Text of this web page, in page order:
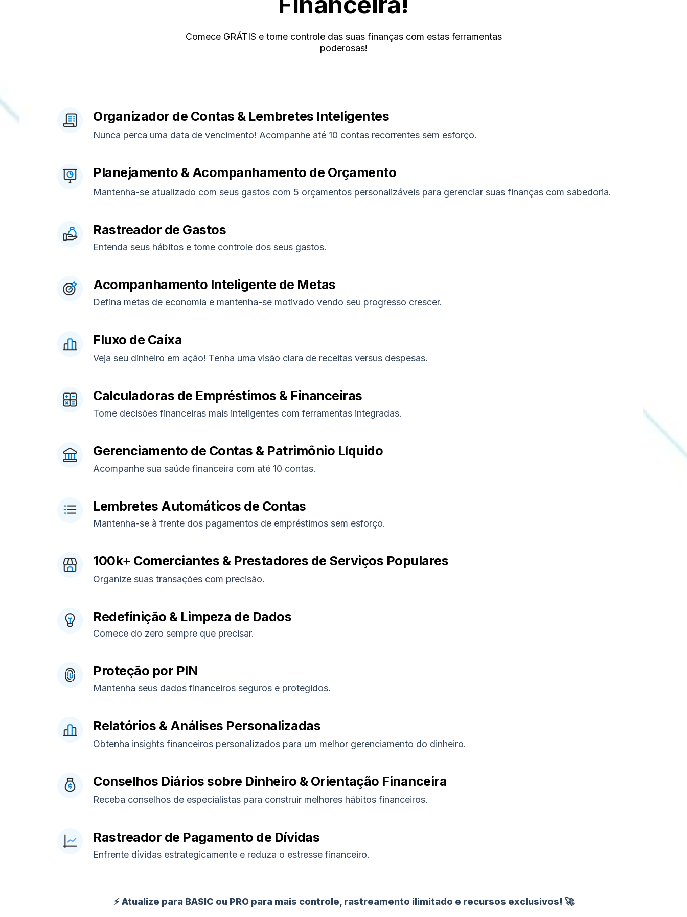
Comece GRÁTIS e tome controle das suas finanças com estas ferramentas
poderosas!
Organizador de Contas & Lembretes Inteligentes
Nunca perca uma data de vencimento! Acompanhe até 10 contas recorrentes sem esforço.
Planejamento & Acompanhamento de Orçamento
Mantenha-se atualizado com seus gastos com 5 orçamentos personalizáveis para gerenciar suas finanças com sabedoria.
Rastreador de Gastos
Entenda seus hábitos e tome controle dos seus gastos.
Acompanhamento Inteligente de Metas
Defina metas de economia e mantenha-se motivado vendo seu progresso crescer.
Fluxo de Caixa
Veja seu dinheiro em ação! Tenha uma visão clara de receitas versus despesas.
Calculadoras de Empréstimos & Financeiras
Tome decisões financeiras mais inteligentes com ferramentas integradas.
Gerenciamento de Contas & Patrimônio Líquido
Acompanhe sua saúde financeira com até 10 contas.
Lembretes Automáticos de Contas
Mantenha-se à frente dos pagamentos de empréstimos sem esforço.
100k+ Comerciantes & Prestadores de Serviços Populares
Organize suas transações com precisão.
Redefinição & Limpeza de Dados
Comece do zero sempre que precisar.
Proteção por PIN
Mantenha seus dados financeiros seguros e protegidos.
Relatórios & Análises Personalizadas
Obtenha insights financeiros personalizados para um melhor gerenciamento do dinheiro.
Conselhos Diários sobre Dinheiro & Orientação Financeira
Receba conselhos de especialistas para construir melhores hábitos financeiros.
Rastreador de Pagamento de Dívidas
Enfrente dívidas estrategicamente e reduza o estresse financeiro.
⚡ Atualize para BASIC ou PRO para mais controle, rastreamento ilimitado e recursos exclusivos! 🚀